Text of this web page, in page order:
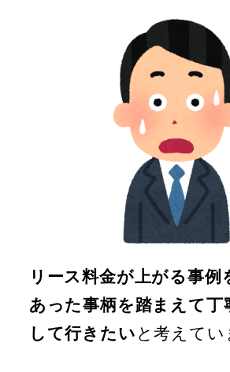
リース料金が上がる事例
あった事柄を踏まえて丁
して行きたいと考えてい